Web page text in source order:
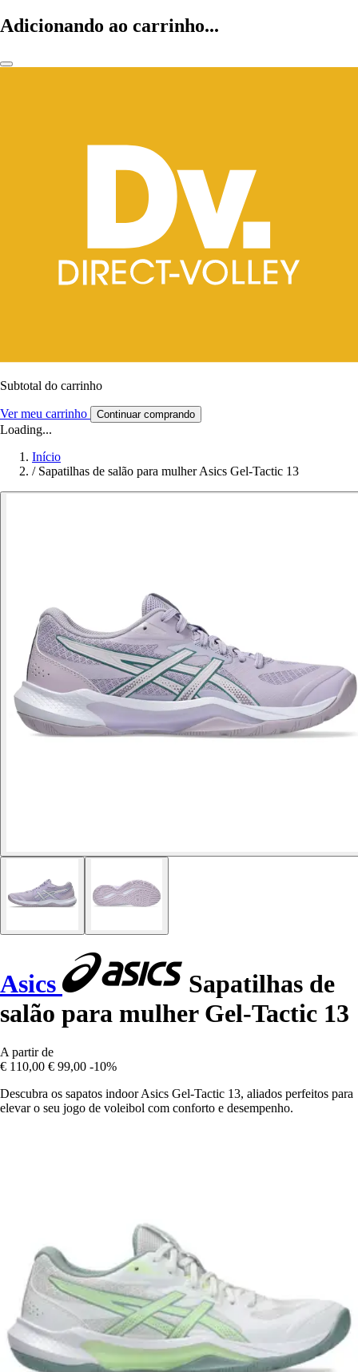
Adicionando ao carrinho...
Subtotal do carrinho
Ver meu carrinho Continuar comprando
Loading...
Início
/ Sapatilhas de salão para mulher Asics Gel-Tactic 13
Asics
Sapatilhas de
salão para mulher Gel-Tactic 13
A partir de
€ 110,00 € 99,00 -10%
Descubra os sapatos indoor Asics Gel-Tactic 13, aliados perfeitos para
elevar o seu jogo de voleibol com conforto e desempenho.